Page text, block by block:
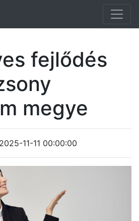
fejlődés
megye
11-11 00:00:00